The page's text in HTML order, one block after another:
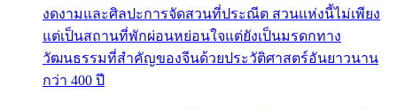
งดงามและศิลปะการจัดสวนที่ประณีต สวนแห่งนี้ไม่เพียง
แต่เป็นสถานที่พักผ่อนหย่อนใจแต่ยังเป็นมรดกทาง
วัฒนธรรมที่สำคัญของจีนด้วยประวัติศาสตร์อันยาวนาน
กว่า 400 ปี